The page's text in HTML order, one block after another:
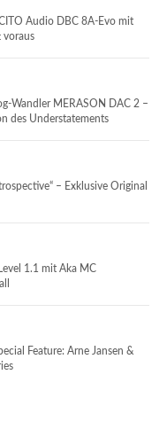
Audio DBC 8A-Evo mit
voraus
Wandler MERASON DAC 2 –
des Understatements
– Exklusive Original
1.1 mit Aka MC
Feature: Arne Jansen &